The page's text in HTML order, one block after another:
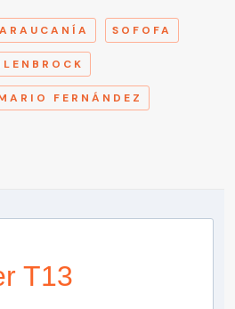
SOFOFA
FERNÁNDEZ
T13